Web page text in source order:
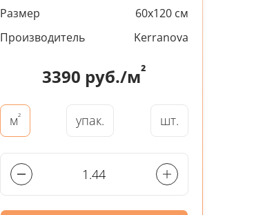
Размер
60x120 см
Производитель
Kerranova
3390 руб./м²
м² упак. шт.